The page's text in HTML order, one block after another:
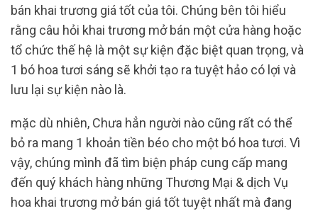
bán khai trương giá tốt của tôi. Chúng bên tôi hiểu
rằng câu hỏi khai trương mở bán một cửa hàng hoặc
tổ chức thế hệ là một sự kiện đặc biệt quan trọng, và
1 bó hoa tươi sáng sẽ khởi tạo ra tuyệt hảo có lợi và
lưu lại sự kiện nào là.
mặc dù nhiên, Chưa hẳn người nào cũng rất có thể
bỏ ra mang 1 khoản tiền béo cho một bó hoa tươi. Vì
vậy, chúng mình đã tìm biện pháp cung cấp mang
đến quý khách hàng những Thương Mại & dịch Vụ
hoa khai trương mở bán giá tốt tuyệt nhất mà đang